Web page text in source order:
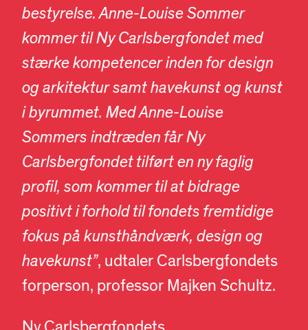
bestyrelse. Anne-Louise Sommer
kommer til Ny Carlsbergfondet med
stærke kompetencer inden for design
og arkitektur samt havekunst og kunst
i byrummet. Med Anne-Louise
Sommers indtræden får Ny
Carlsbergfondet tilført en ny faglig
profil, som kommer til at bidrage
positivt i forhold til fondets fremtidige
fokus på kunsthåndværk, design og
havekunst”, udtaler Carlsbergfondets
forperson, professor Majken Schultz.